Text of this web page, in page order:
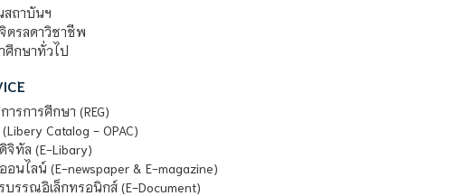
สถาบันฯ
ตรลดาวิชาชีพ
ศึกษาทั่วไป
รการศึกษา (REG)
Catalog - OPAC)
จิทัล (E-Libary)
นไลน์ (E-newspaper & E-magazine)
บรรณอิเล็กทรอนิกส์ (E-Document)